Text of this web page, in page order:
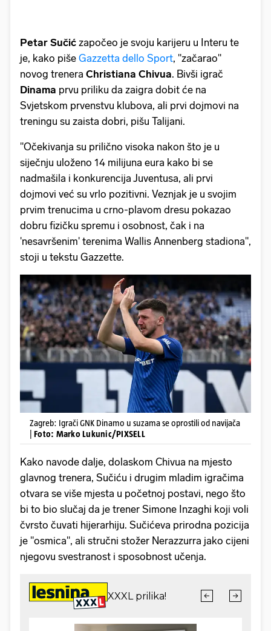
Petar Sučić započeo je svoju karijeru u Interu te
je, kako piše Gazzetta dello Sport, "začarao"
novog trenera Christiana Chivua. Bivši igrač
Dinama prvu priliku da zaigra dobit će na
Svjetskom prvenstvu klubova, ali prvi dojmovi na
treningu su zaista dobri, pišu Talijani.
"Očekivanja su prilično visoka nakon što je u
siječnju uloženo 14 milijuna eura kako bi se
nadmašila i konkurencija Juventusa, ali prvi
dojmovi već su vrlo pozitivni. Veznjak je u svojim
prvim trenucima u crno-plavom dresu pokazao
dobru fizičku spremu i osobnost, čak i na
'nesavršenim' terenima Wallis Annenberg stadiona",
stoji u tekstu Gazzette.
Zagreb: Igrači GNK Dinamo u suzama se oprostili od navijača
Foto: Marko Lukunic/PIXSELL
Kako navode dalje, dolaskom Chivua na mjesto
glavnog trenera, Sučiću i drugim mladim igračima
otvara se više mjesta u početnoj postavi, nego što
bi to bio slučaj da je trener Simone Inzaghi koji voli
čvrsto čuvati hijerarhiju. Sučićeva prirodna pozicija
je "osmica", ali stručni stožer Nerazzurra jako cijeni
njegovu svestranost i sposobnost učenja.